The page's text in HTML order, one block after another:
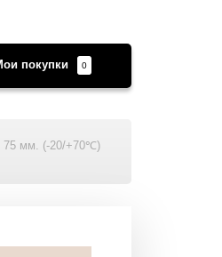
покупки 0
75 мм. (-20/+70℃)